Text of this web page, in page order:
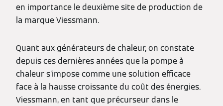
en importance le deuxième site de production de
la marque Viessmann.
Quant aux générateurs de chaleur, on constate
depuis ces dernières années que la pompe à
chaleur s’impose comme une solution efficace
face à la hausse croissante du coût des énergies.
Viessmann, en tant que précurseur dans le